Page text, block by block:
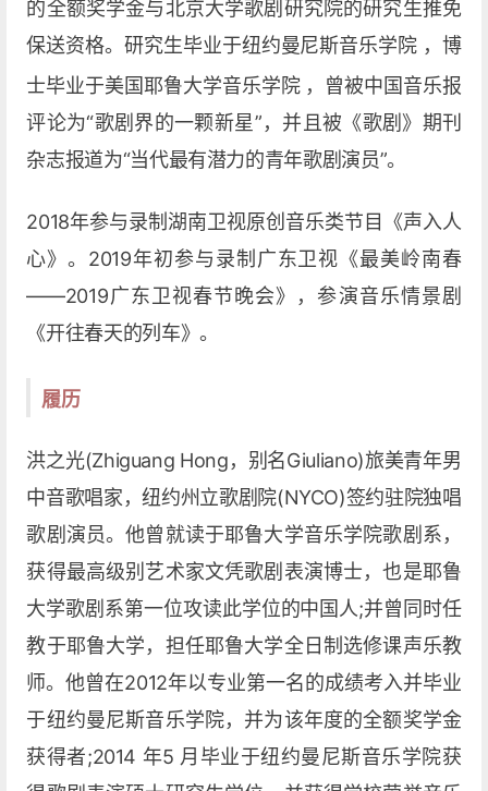
的全额奖学金与北京大学歌剧研究院的研究生推免
保送资格。研究生毕业于纽约曼尼斯音乐学院 ，博
士毕业于美国耶鲁大学音乐学院 ，曾被中国音乐报
评论为“歌剧界的一颗新星”，并且被《歌剧》期刊
杂志报道为“当代最有潜力的青年歌剧演员”。
2018年参与录制湖南卫视原创音乐类节目《声入人
心》。2019年初参与录制广东卫视《最美岭南春
——2019广东卫视春节晚会》，参演音乐情景剧
《开往春天的列车》。
履历
洪之光(Zhiguang Hong，别名Giuliano)旅美青年男
中音歌唱家，纽约州立歌剧院(NYCO)签约驻院独唱
歌剧演员。他曾就读于耶鲁大学音乐学院歌剧系，
获得最高级别艺术家文凭歌剧表演博士，也是耶鲁
大学歌剧系第一位攻读此学位的中国人;并曾同时任
教于耶鲁大学，担任耶鲁大学全日制选修课声乐教
师。他曾在2012年以专业第一名的成绩考入并毕业
于纽约曼尼斯音乐学院，并为该年度的全额奖学金
获得者;2014 年5 月毕业于纽约曼尼斯音乐学院获